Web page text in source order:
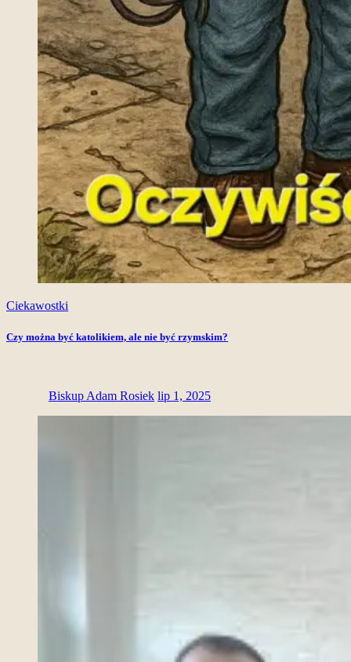
Ciekawostki
Czy można być katolikiem, ale nie być rzymskim?
Biskup Adam Rosiek lip 1, 2025